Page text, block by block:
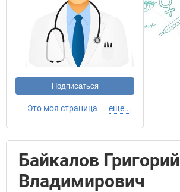
Подписаться
Это моя страница еще...
Байкалов Григорий
Владимирович